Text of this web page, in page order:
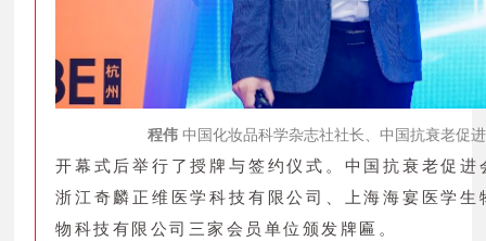
程伟中国化妆品科学杂志社社长、中国抗衰老促
开幕式后举行了授牌与签约仪式。中国抗衰老促
浙江奇麟正维医学科技有限公司、上海海宴医学
物科技有限公司三家会员单位颁发牌匾。